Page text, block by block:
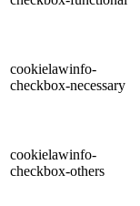
cookielawinfo-
checkbox-necessary
cookielawinfo-
checkbox-others